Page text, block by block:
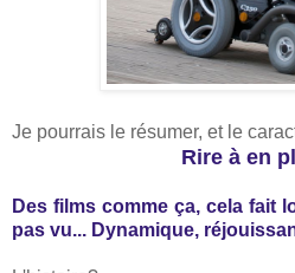
Je pourrais le résumer, et le
Rire à en
Des films comme ça, cela fait
pas vu... Dynamique,